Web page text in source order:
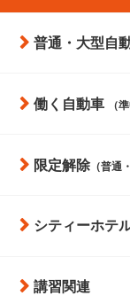
普通・大型自
働く自動車 （
限定解除（普通
シティーホテ
講習関連